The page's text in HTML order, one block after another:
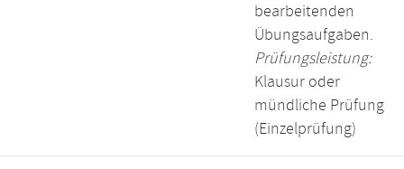
bearbeitenden
Übungsaufgaben.
Prüfungsleistung:
Klausur oder
mündliche Prüfung
(Einzelprüfung)